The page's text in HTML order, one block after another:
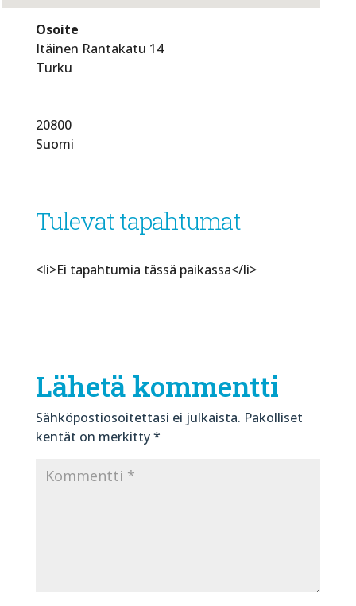
Osoite
Itäinen Rantakatu 14
Turku
20800
Suomi
Tulevat tapahtumat
<li>Ei tapahtumia tässä paikassa</li>
Lähetä kommentti
Sähköpostiosoitettasi ei julkaista. Pakolliset
kentät on merkitty*